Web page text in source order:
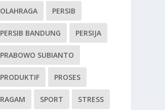
OLAHRAGA PERSIB
PERSIB BANDUNG PERSIJA
PRABOWO SUBIANTO
PRODUKTIF PROSES
RAGAM SPORT STRESS